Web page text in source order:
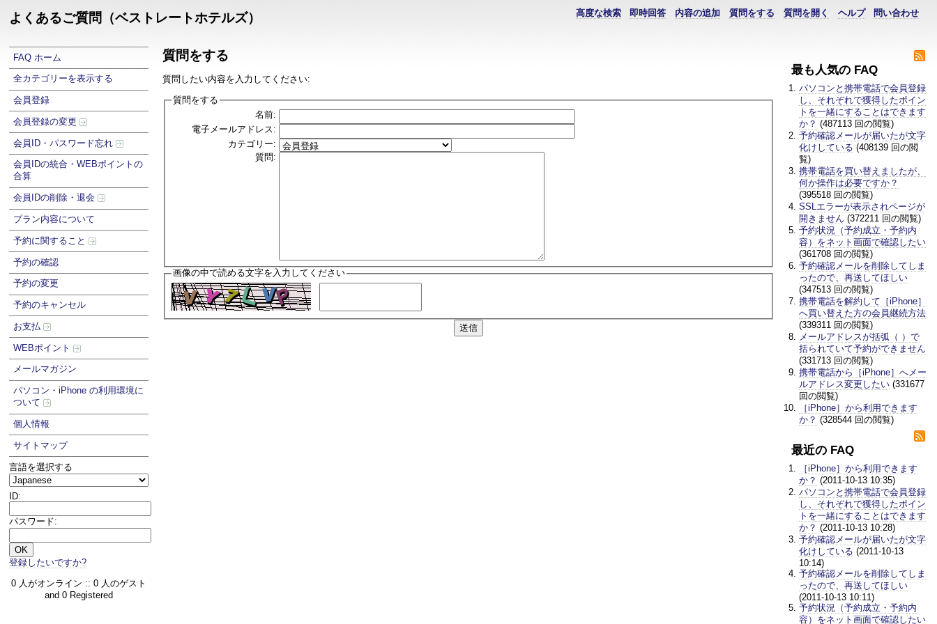
よくあるご質問（ベストレートホテルズ） 問い合わせ
ヘルプ
質問を開く
質問をする
内容の追加
即時回答
高度な検索
FAQ ホーム
全カテゴリーを表示する
会員登録
会員登録の変更
会員ID・パスワード忘れ
会員IDの統合・WEBポイントの
合算
会員IDの削除・退会
プラン内容について
予約に関すること
予約の確認
予約の変更
予約のキャンセル
お支払
WEBポイント
メールマガジン
パソコン・iPhone の利用環境に
ついて
個人情報
サイトマップ
言語を選択する
ID:
パスワード:
登録したいですか?
0 人がオンライン :: 0 人のゲスト
and 0 Registered
最も人気の FAQ
パソコンと携帯電話で会員登録
し、それぞれで獲得したポイン
トを一緒にすることはできます
か？ (487113 回の閲覧)
予約確認メールが届いたが文字
化けしている (408139 回の閲
覧)
携帯電話を買い替えましたが、
何か操作は必要ですか？
(395518 回の閲覧)
SSLエラーが表示されページが
開きません (372211 回の閲覧)
予約状況（予約成立・予約内
容）をネット画面で確認したい
(361708 回の閲覧)
予約確認メールを削除してしま
ったので、再送してほしい
(347513 回の閲覧)
携帯電話を解約して［iPhone］
へ買い替えた方の会員継続方法
(339311 回の閲覧)
メールアドレスが括弧（ ）で
括られていて予約ができません
(331713 回の閲覧)
携帯電話から［iPhone］へメー
ルアドレス変更したい (331677
回の閲覧)
［iPhone］から利用できます
か？ (328544 回の閲覧)
最近の FAQ
［iPhone］から利用できます
か？ (2011-10-13 10:35)
パソコンと携帯電話で会員登録
し、それぞれで獲得したポイン
トを一緒にすることはできます
か？ (2011-10-13 10:28)
予約確認メールが届いたが文字
化けしている (2011-10-13
10:14)
予約確認メールを削除してしま
ったので、再送してほしい
(2011-10-13 10:11)
予約状況（予約成立・予約内
容）をネット画面で確認したい
質問をする
質問したい内容を入力してください:
質問をする
名前:
電子メールアドレス:
カテゴリー:
質問:
画像の中で読める文字を入力してください